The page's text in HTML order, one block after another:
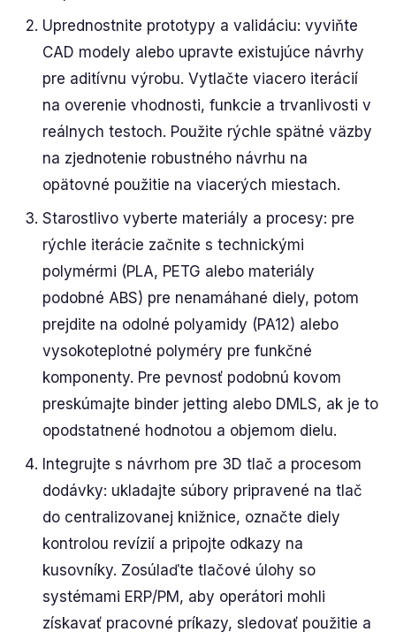
Uprednostnite prototypy a validáciu: vyviňte
CAD modely alebo upravte existujúce návrhy
pre aditívnu výrobu. Vytlačte viacero iterácií
na overenie vhodnosti, funkcie a trvanlivosti v
reálnych testoch. Použite rýchle spätné väzby
na zjednotenie robustného návrhu na
opätovné použitie na viacerých miestach.
Starostlivo vyberte materiály a procesy: pre
rýchle iterácie začnite s technickými
polymérmi (PLA, PETG alebo materiály
podobné ABS) pre nenamáhané diely, potom
prejdite na odolné polyamidy (PA12) alebo
vysokoteplotné polyméry pre funkčné
komponenty. Pre pevnosť podobnú kovom
preskúmajte binder jetting alebo DMLS, ak je to
opodstatnené hodnotou a objemom dielu.
Integrujte s návrhom pre 3D tlač a procesom
dodávky: ukladajte súbory pripravené na tlač
do centralizovanej knižnice, označte diely
kontrolou revízií a pripojte odkazy na
kusovníky. Zosúlaďte tlačové úlohy so
systémami ERP/PM, aby operátori mohli
získavať pracovné príkazy, sledovať použitie a